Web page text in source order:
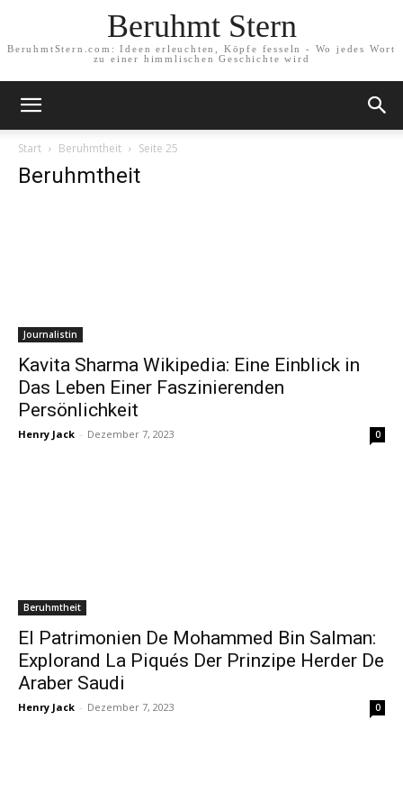
Beruhmt Stern
BeruhmtStern.com: Ideen erleuchten, Köpfe fesseln - Wo jedes Wort
zu einer himmlischen Geschichte wird
Start Beruhmtheit Seite 25
Beruhmtheit
Journalistin
Kavita Sharma Wikipedia: Eine Einblick in
Das Leben Einer Faszinierenden
Persönlichkeit
Henry Jack - Dezember 7, 2023 0
Beruhmtheit
El Patrimonien De Mohammed Bin Salman:
Explorand La Piqués Der Prinzipe Herder De
Araber Saudi
Henry Jack - Dezember 7, 2023 0